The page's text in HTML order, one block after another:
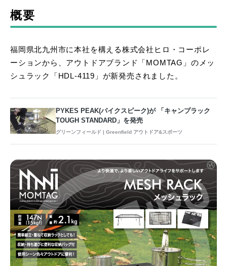
概要
福岡県北九州市に本社を構える株式会社ヒロ・コーポレ
ーションから、アウトドアブランド「MOMTAG」のメッ
シュラック「HDL-4119」が新発売されました。
PYKES PEAK(パイクスピーク)が 「キャンプラック
TOUGH STANDARD」を発売
グリーンフィールド | Greenfield アウトドア&スポーツ